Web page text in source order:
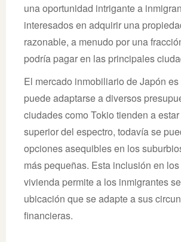
una oportunidad intrigante a
interesados en adquirir una
razonable, a menudo por una
podría pagar en las principales
El mercado inmobiliario de Japón
puede adaptarse a diversos
ciudades como Tokio tienden a
superior del espectro, todavía se
opciones asequibles en los
más pequeñas. Esta inclusión en
vivienda permite a los inmigrantes
ubicación que se adapte a sus
financieras.